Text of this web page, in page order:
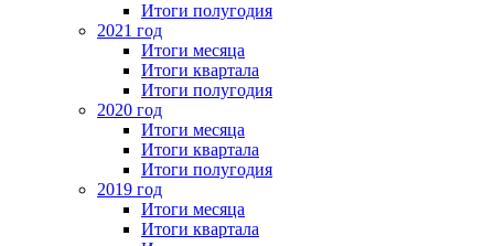
Итоги полугодия
2021 год
Итоги месяца
Итоги квартала
Итоги полугодия
2020 год
Итоги месяца
Итоги квартала
Итоги полугодия
2019 год
Итоги месяца
Итоги квартала